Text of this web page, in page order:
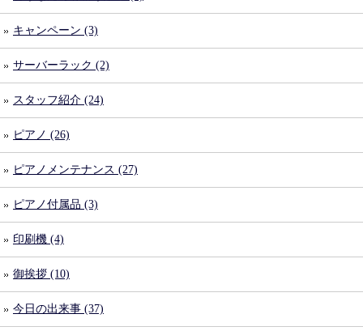
キャンペーン (3)
サーバーラック (2)
スタッフ紹介 (24)
ピアノ (26)
ピアノメンテナンス (27)
ピアノ付属品 (3)
印刷機 (4)
御挨拶 (10)
今日の出来事 (37)